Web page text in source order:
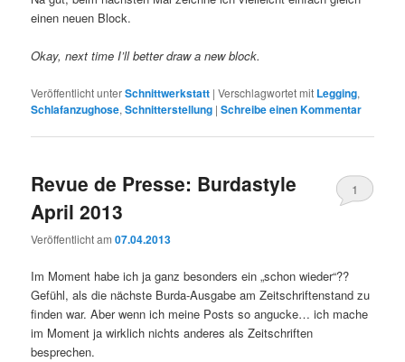
einen neuen Block.
Okay, next time I’ll better draw a new block.
Veröffentlicht unterSchnittwerkstatt |Verschlagwortet mit Legging,
Schlafanzughose,Schnitterstellung |Schreibe einen Kommentar
Revue de Presse: Burdastyle
April 2013
Veröffentlicht am07.04.2013
1
Im Moment habe ich ja ganz besonders ein „schon wieder“??
Gefühl, als die nächste Burda-Ausgabe am Zeitschriftenstand zu
finden war. Aber wenn ich meine Posts so angucke… ich mache
im Moment ja wirklich nichts anderes als Zeitschriften
besprechen.